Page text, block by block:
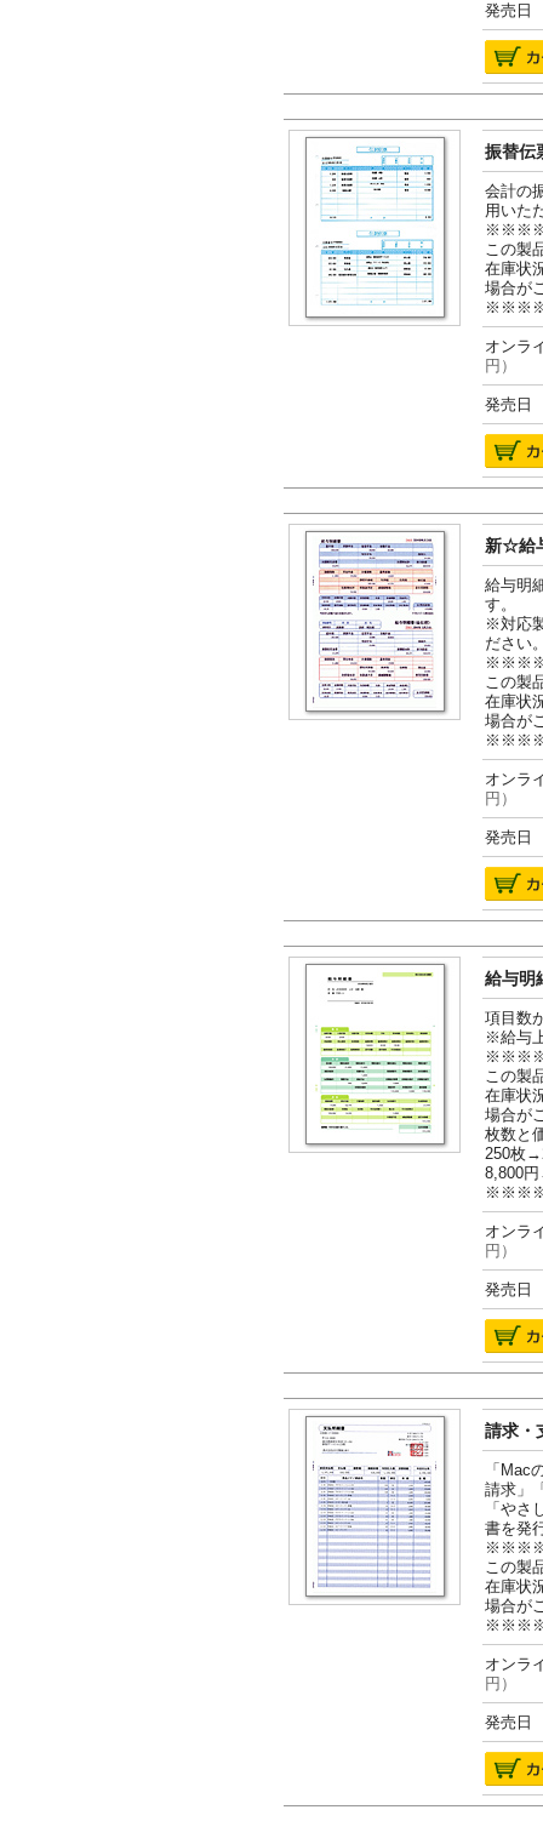
発売日
振替伝
会計の
用いた
この製
在庫状
場合が
オン
円）
発売日
新☆給
給与明
す。
※対応
ださい
この製
在庫状
場合が
オン
円）
発売日
給与明
項目数
※給与
この製
在庫状
場合が
枚数と
250枚
8,800
オン
円）
発売日
請求・
「Mac
請求」
「や
書を発
この製
在庫状
場合が
オン
円）
発売日